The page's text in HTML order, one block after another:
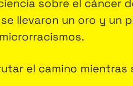
sobre el cáncer
llevaron un oro y un
el camino mientras